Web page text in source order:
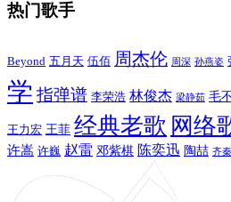
热门歌手
Beyond 五月天 伍佰 周杰伦 周深 孙燕姿
学 指弹谱 李荣浩 林俊杰 梁静茹 毛
王力宏 王菲 经典老歌 网络
许嵩 许巍 赵雷 邓紫棋 陈奕迅 陶喆 齐秦